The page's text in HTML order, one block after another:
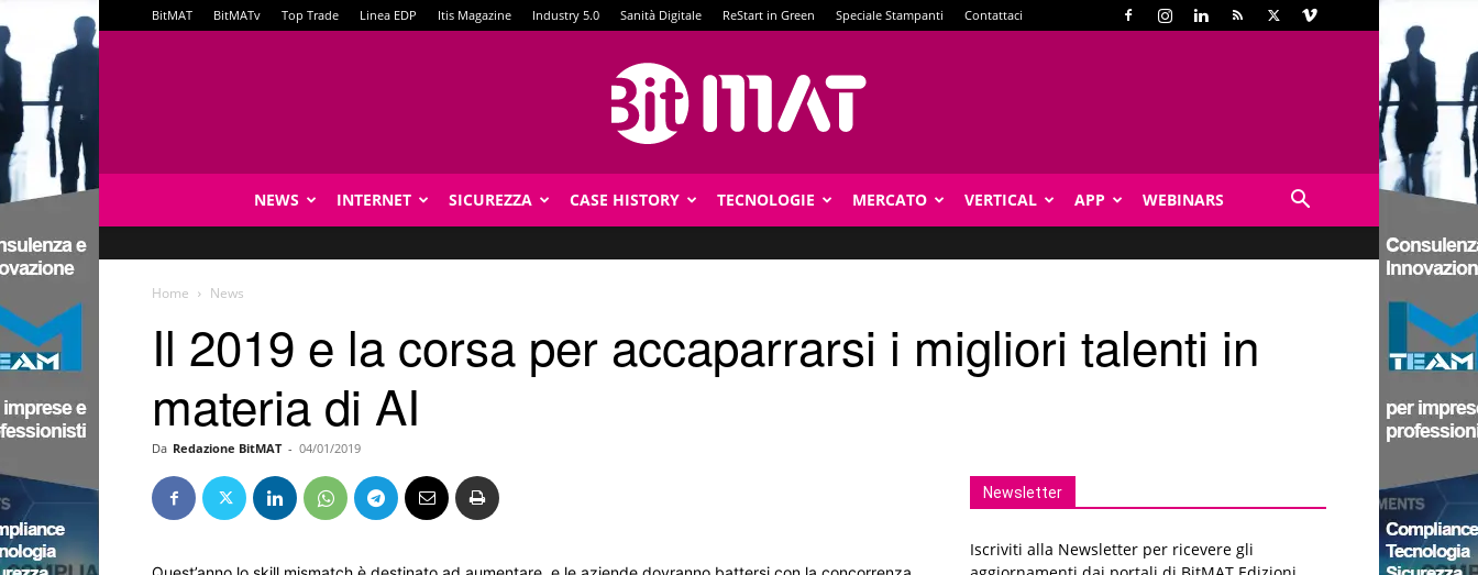
BitMAT BitMATv Top Trade Linea EDP Itis Magazine Industry 5.0 Sanità Digitale ReStart in Green Speciale Stampanti Contattaci
NEWS INTERNET SICUREZZA CASE HISTORY TECNOLOGIE MERCATO VERTICAL APP WEBINARS
Home News
Il 2019 e la corsa per accaparrarsi i migliori talenti in
materia di AI
Da Redazione BitMAT - 04/01/2019
Newsletter
Iscriviti alla Newsletter per ricevere gli